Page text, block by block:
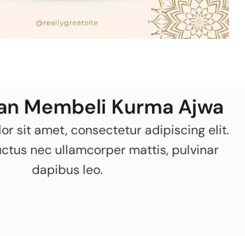
Membeli Kurma Ajwa
sit amet, consectetur adipiscing elit.
nec ullamcorper mattis, pulvinar
dapibus leo.